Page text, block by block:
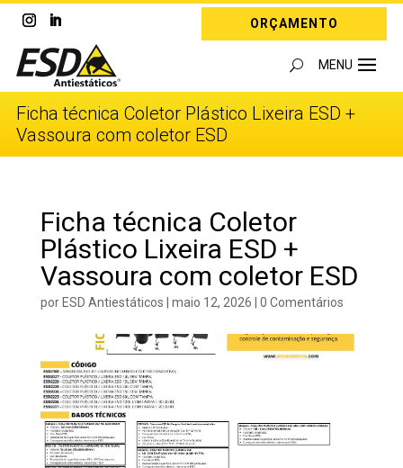
ORÇAMENTO
Ficha técnica Coletor Plástico Lixeira ESD +
Vassoura com coletor ESD
Ficha técnica Coletor
Plástico Lixeira ESD +
Vassoura com coletor ESD
porESD Antiestáticos | maio 12, 2026 | 0 Comentários